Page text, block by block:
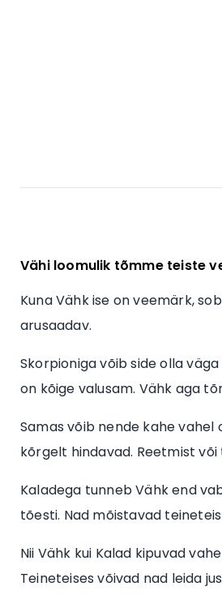
Vähi loomulik tõmme teiste
Kuna Vähk ise on veemärk,
arusaadav.
Skorpioniga võib side olla
on kõige valusam. Vähk aga
Samas võib nende kahe vahel
kõrgelt hindavad. Reetmist
Kaladega tunneb Vähk end
tõesti. Nad mõistavad
Nii Vähk kui Kalad kipuvad
Teineteises võivad nad leida